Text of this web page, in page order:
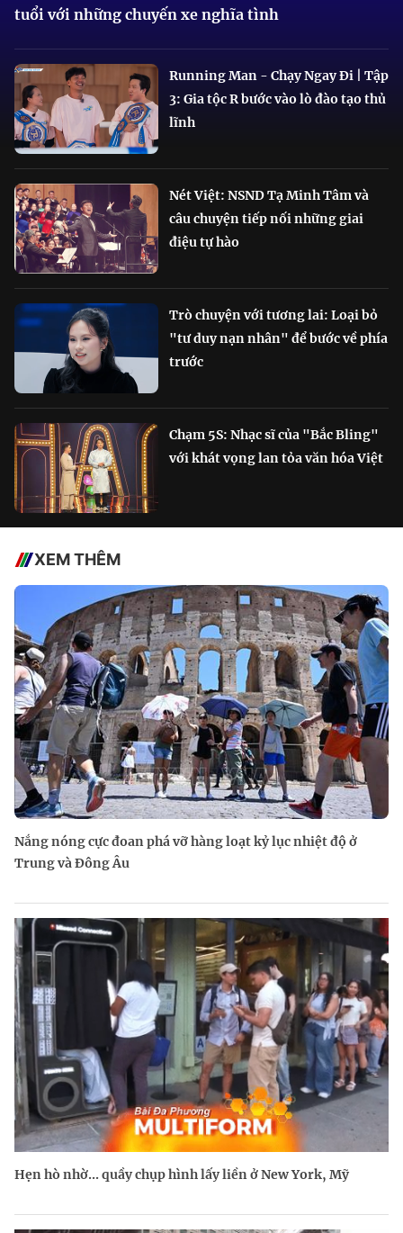
tuổi với những chuyến xe nghĩa tình
Running Man - Chạy Ngay Đi | Tập
3: Gia tộc R bước vào lò đào tạo thủ
lĩnh
Nét Việt: NSND Tạ Minh Tâm và
câu chuyện tiếp nối những giai
điệu tự hào
Trò chuyện với tương lai: Loại bỏ
"tư duy nạn nhân" để bước về phía
trước
Chạm 5S: Nhạc sĩ của "Bắc Bling"
với khát vọng lan tỏa văn hóa Việt
XEM THÊM
Nắng nóng cực đoan phá vỡ hàng loạt kỷ lục nhiệt độ ở
Trung và Đông Âu
Hẹn hò nhờ... quầy chụp hình lấy liền ở New York, Mỹ